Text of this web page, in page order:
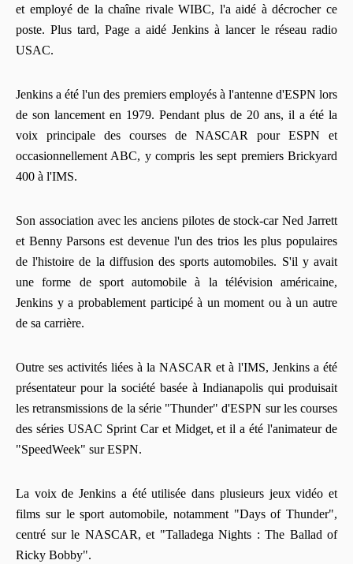
et employé de la chaîne rivale WIBC, l'a aidé à décrocher ce
poste. Plus tard, Page a aidé Jenkins à lancer le réseau radio
USAC.
Jenkins a été l'un des premiers employés à l'antenne d'ESPN lors
de son lancement en 1979. Pendant plus de 20 ans, il a été la
voix principale des courses de NASCAR pour ESPN et
occasionnellement ABC, y compris les sept premiers Brickyard
400 à l'IMS.
Son association avec les anciens pilotes de stock-car Ned Jarrett
et Benny Parsons est devenue l'un des trios les plus populaires
de l'histoire de la diffusion des sports automobiles. S'il y avait
une forme de sport automobile à la télévision américaine,
Jenkins y a probablement participé à un moment ou à un autre
de sa carrière.
Outre ses activités liées à la NASCAR et à l'IMS, Jenkins a été
présentateur pour la société basée à Indianapolis qui produisait
les retransmissions de la série "Thunder" d'ESPN sur les courses
des séries USAC Sprint Car et Midget, et il a été l'animateur de
"SpeedWeek" sur ESPN.
La voix de Jenkins a été utilisée dans plusieurs jeux vidéo et
films sur le sport automobile, notamment "Days of Thunder",
centré sur le NASCAR, et "Talladega Nights : The Ballad of
Ricky Bobby".